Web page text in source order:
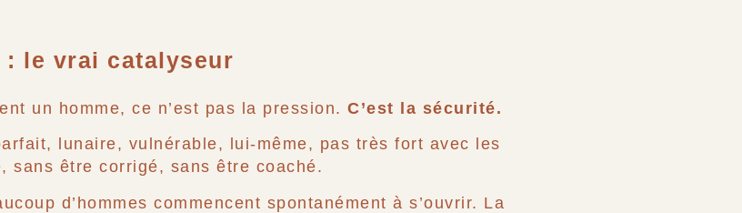
: le vrai catalyseur
un homme, ce n’est pas la pression.C’est la sécurité.
lunaire, vulnérable, lui-même, pas très fort avec les
sans être corrigé, sans être coaché.
d’hommes commencent spontanément à s’ouvrir. La